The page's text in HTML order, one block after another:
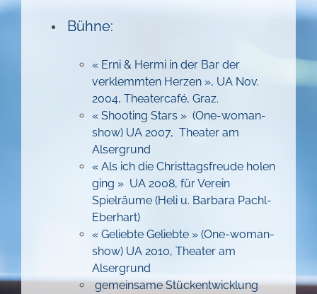
Bühne:
« Erni & Hermi in der Bar der
verklemmten Herzen », UA Nov.
2004, Theatercafé, Graz.
« Shooting Stars » (One-woman-
show) UA 2007, Theater am
Alsergrund
« Als ich die Christtagsfreude holen
ging » UA 2008, für Verein
Spielräume (Heli u. Barbara Pachl-
Eberhart)
« Geliebte Geliebte » (One-woman-
show) UA 2010, Theater am
Alsergrund
gemeinsame Stückentwicklung